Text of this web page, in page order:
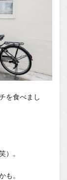
を食べまし
）。
も。